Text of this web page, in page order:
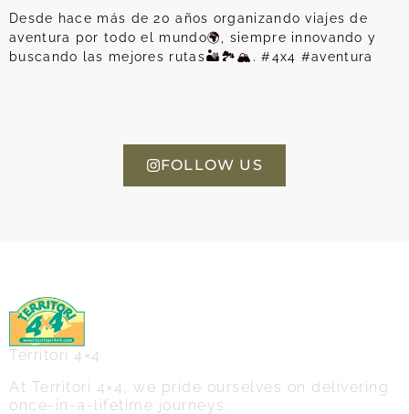
Desde hace más de 20 años organizando viajes de
aventura por todo el mundo🌍, siempre innovando y
buscando las mejores rutas🏜️🏞️🏔️. #4x4 #aventura
FOLLOW US
Territori 4×4
At Territori 4×4, we pride ourselves on delivering
once-in-a-lifetime journeys.